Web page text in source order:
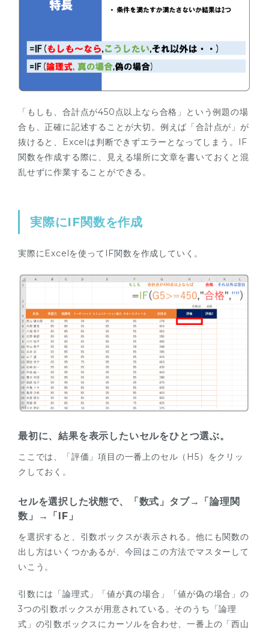
「もしも、合計点が450点以上なら合格」という例題の場
合も、正確に記述することが大切。例えば「合計点が」が
抜けると、Excelは判断できずエラーとなってしまう。IF
関数を作成する際に、見える場所に文章を書いておくと混
乱せずに作業することができる。
実際にIF関数を作成
実際にExcelを使ってIF関数を作成していく。
最初に、結果を表示したいセルをひとつ選ぶ。
ここでは、「評価」項目の一番上のセル（H5）をクリッ
クしておく。
セルを選択した状態で、「数式」タブ→「論理関
数」→「IF」
を選択すると、引数ボックスが表示される。他にも関数の
出し方はいくつかあるが、今回はこの方法でマスターして
いこう。
引数には「論理式」「値が真の場合」「値が偽の場合」の
3つの引数ボックスが用意されている。そのうち「論理
式」の引数ボックスにカーソルを合わせ、一番上の「西山